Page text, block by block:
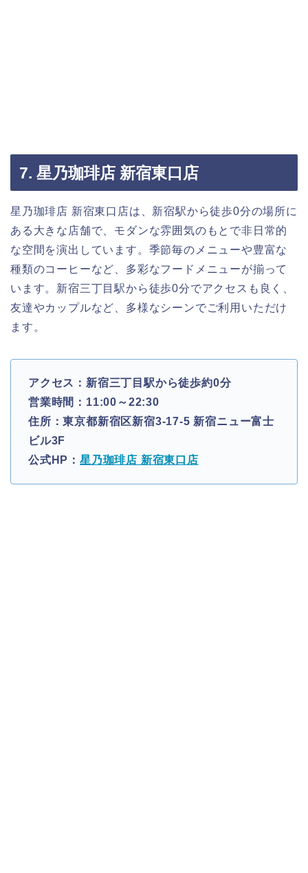
7. 星乃珈琲店 新宿東口店
星乃珈琲店 新宿東口店は、新宿駅から徒歩0分の場所に
ある大きな店舗で、モダンな雰囲気のもとで非日常的
な空間を演出しています。季節毎のメニューや豊富な
種類のコーヒーなど、多彩なフードメニューが揃って
います。新宿三丁目駅から徒歩0分でアクセスも良く、
友達やカップルなど、多様なシーンでご利用いただけ
ます。
アクセス：新宿三丁目駅から徒歩約0分
営業時間：11:00～22:30
住所：東京都新宿区新宿3-17-5 新宿ニュー富士
ビル3F
公式HP： 星乃珈琲店 新宿東口店